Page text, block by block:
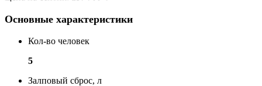
Основные характеристики
Кол-во человек
5
Залповый сброс, л